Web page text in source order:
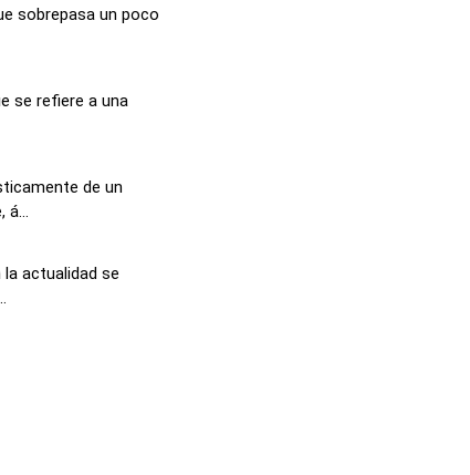
sobrepasa un poco
se refiere a una
de un
á...
actualidad se